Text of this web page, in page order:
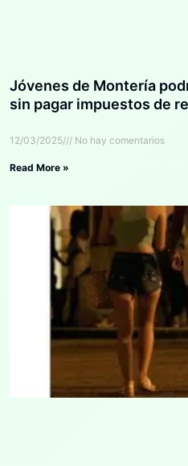
Jóvenes de Montería
sin pagar impuestos de
12/03/2025 No hay comentarios
Read More »